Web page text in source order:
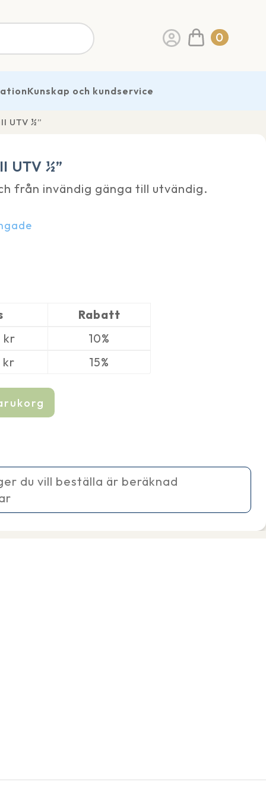
0
Kunskap och kundservice
UTV ½”
UTV ½”
från invändig gänga till utvändig.
Rabatt
kr
10%
kr 15%
du vill beställa är beräknad